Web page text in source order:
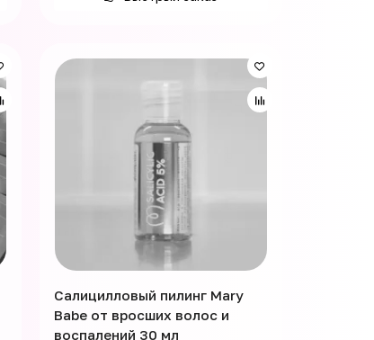
Салицилловый пилинг Mary
Babe от вросших волос и
воспалений 30 мл